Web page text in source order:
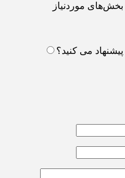
بخش‌های موردنیاز
می کنید؟